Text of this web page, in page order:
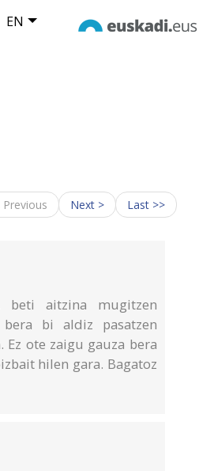
EN
Previous Next > Last >>
aitzina mugitzen
bi aldiz pasatzen
ote zaigu gauza bera
hilen gara. Bagatoz